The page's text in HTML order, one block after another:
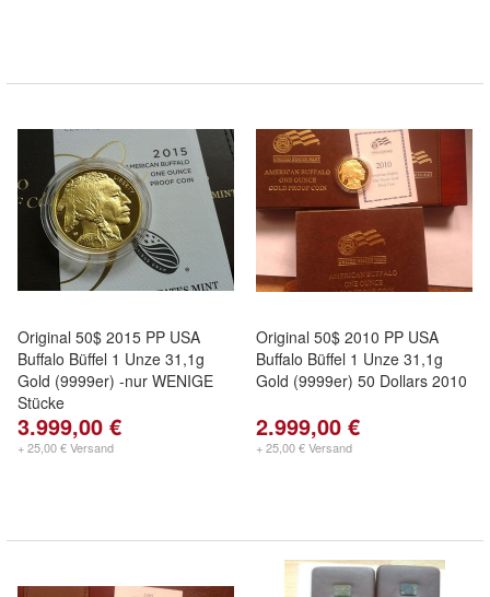
Original 50$ 2015 PP USA
Buffalo Büffel 1 Unze 31,1g
Gold (9999er) -nur WENIGE
Stücke
3.999,00 €
+ 25,00 € Versand
Original 50$ 2010 PP USA
Buffalo Büffel 1 Unze 31,1g
Gold (9999er) 50 Dollars 2010
2.999,00 €
+ 25,00 € Versand